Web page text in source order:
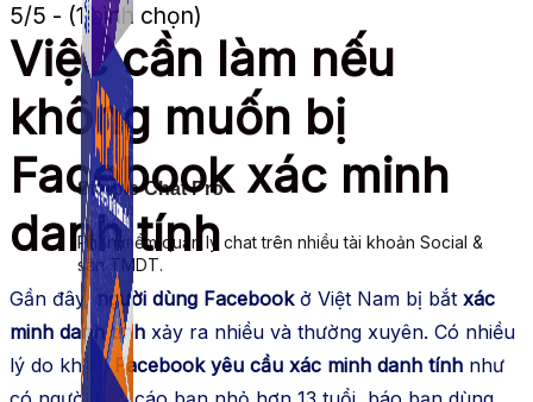
Simple Chat Pro
Phần mềm quản lý chat trên nhiều tài khoản Social &
sàn TMDT.
5/5 - (1 bình chọn)
Việc cần làm nếu
không muốn bị
Facebook xác minh
danh tính
Gần đây,người dùng Facebookở Việt Nam bị bắt xác
minh danh tính xảy ra nhiều và thường xuyên. Có nhiều
lý do khiến Facebook yêu cầu xác minh danh tính như